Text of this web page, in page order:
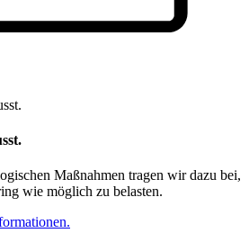
Maßnahmen tragen wir dazu bei,
wie möglich zu belasten.